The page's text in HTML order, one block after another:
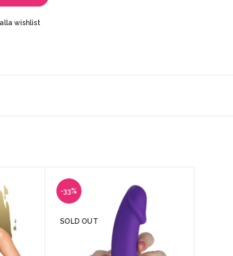
wishlist
-33%
SOLD OUT